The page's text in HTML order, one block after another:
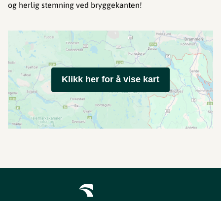
og herlig stemning ved bryggekanten!
Klikk her for å vise kart